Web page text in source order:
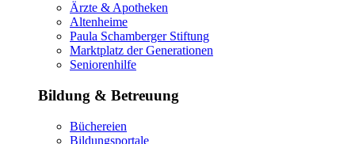
Ärzte & Apotheken
Altenheime
Paula Schamberger Stiftung
Marktplatz der Generationen
Seniorenhilfe
Bildung & Betreuung
Büchereien
Bildungsportale